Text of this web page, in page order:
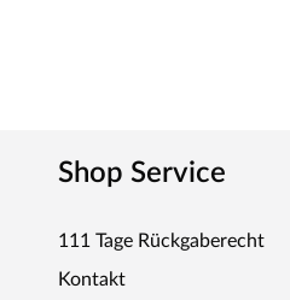
Shop Service
111 Tage Rückgaberecht
Kontakt